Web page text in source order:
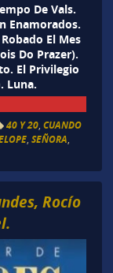
De Vals.
Enamorados.
El Mes
Do Prazer).
El Privilegio
Luna.
40 Y 20, CUANDO
, SEÑORA
Rocío